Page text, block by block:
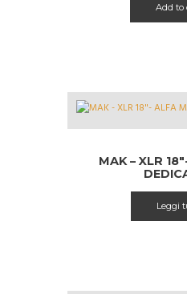
Add to
MAK – XLR
Leggi